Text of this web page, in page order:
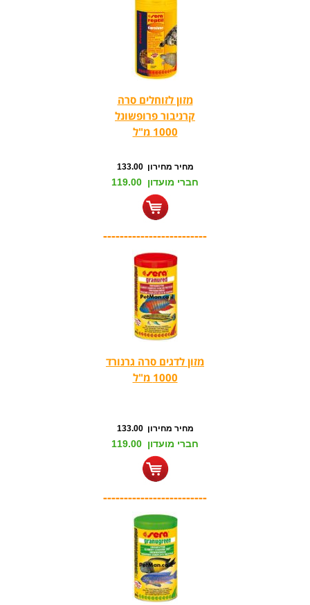
מזון לזוחלים סרה
קרניבור פרופשונל
1000 מ"ל
מחיר מחירון 133.00
חברי מועדון 119.00
-------------------------
מזון לדגים סרה גרנורד
1000 מ"ל
מחיר מחירון 133.00
חברי מועדון 119.00
-------------------------